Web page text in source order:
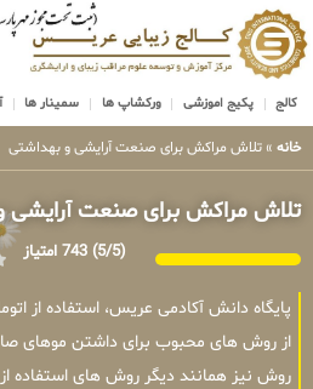
کالج پکیج اموزشی ورکشاپ ها سمینار ها
خانه » تلاش مراکش برای صنعت آرایشی و بهداشتی
تلاش مراکش برای صنعت آرایشی
(5/5) 743 امتیاز
پایگاه دانش آکادمی عریس، استفاده از
از روش های محبوب برای داشتن موهای
روش نیز همانند دیگر روش های استفاده